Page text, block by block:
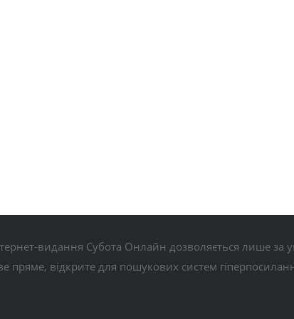
видання Субота Онлайн дозволяється лише
пряме, відкрите для пошукових систем